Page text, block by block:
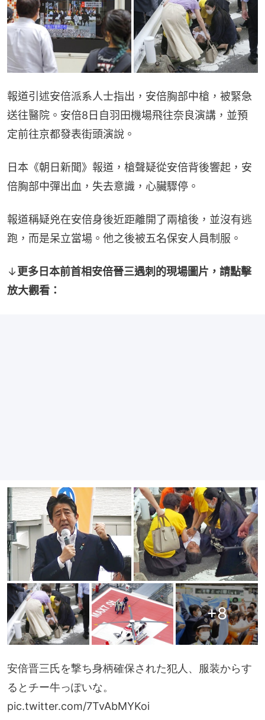
報道引述安倍派系人士指出，安倍胸部中槍，被緊急
送往醫院。安倍8日自羽田機場飛往奈良演講，並預
定前往京都發表街頭演說。
日本《朝日新聞》報道，槍聲疑從安倍背後響起，安
倍胸部中彈出血，失去意識，心臟驟停。
報道稱疑兇在安倍身後近距離開了兩槍後，並沒有逃
跑，而是呆立當場。他之後被五名保安人員制服。
↓更多日本前首相安倍晉三遇刺的現場圖片，請點擊
放大觀看：
+8
安倍晋三氏を撃ち身柄確保された犯人、服装からす
るとチー牛っぽいな。
pic.twitter.com/7TvAbMYKoi